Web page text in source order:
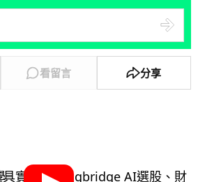
看留言 分享